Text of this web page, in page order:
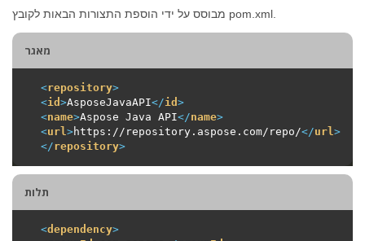
מבוסס על ידי הוספת התצורות הבאות לקובץ pom.xml.
מאגר
<repository>
<id >AsposeJavaAPI</id >
<name>Aspose Java API</name>
<url >https://repository.aspose.com/repo/</url >
</repository>
תלות
<dependency>